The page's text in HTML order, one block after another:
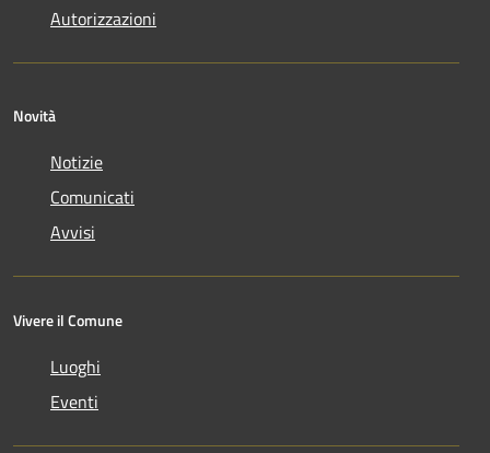
Autorizzazioni
Novità
Notizie
Comunicati
Avvisi
Vivere il Comune
Luoghi
Eventi